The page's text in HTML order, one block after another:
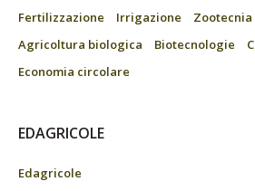
Fertilizzazione
Irrigazione Zootecnia
Agricoltura biologica
Biotecnologie
Economia circolare
EDAGRICOLE
Edagricole